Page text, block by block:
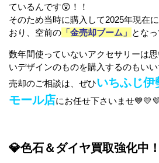
ているんです😲！！
そのため当時に購入して2025年現在
おり、空前の 「金売却ブーム」 とな
数年間使っていないアクセサリーは
いデザインのものを購入するのもい
売却のご相談は、ぜひいちふじ伊
モール店にお任せ下さいませ
💎色石＆ダイヤ買取強化中！